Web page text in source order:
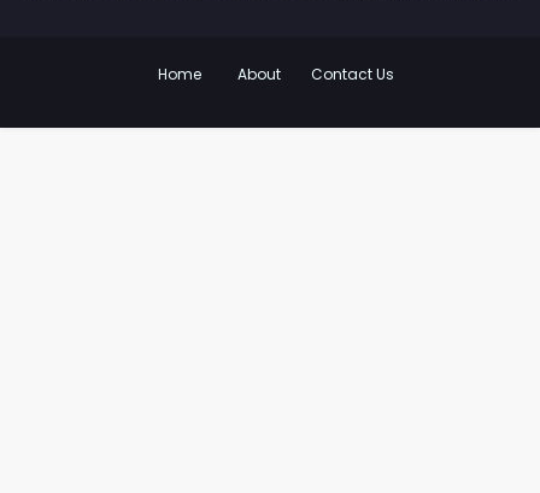
Home About Contact Us